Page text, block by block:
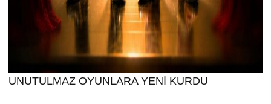
UNUTULMAZ OYUNLARA YENİ KURDU